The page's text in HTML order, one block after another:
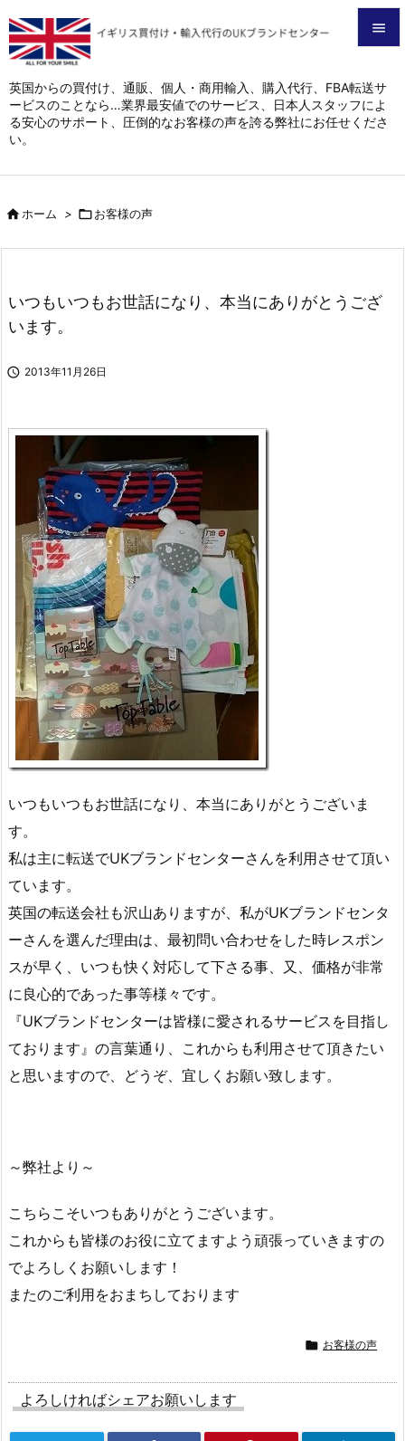
英国からの買付け、通販、個人・商用輸入、購入代行、FBA転送サ
ービスのことなら…業界最安値でのサービス、日本人スタッフによ
る安心のサポート、圧倒的なお客様の声を誇る弊社にお任せくださ
い。

メニュ

サイド
前へ

ホーム > お客様の声
いつもいつもお世話になり、本当にありがとうござ
います。
 2013年11月26日
いつもいつもお世話になり、本当にありがとうございま
す。
私は主に転送でUKブランドセンターさんを利用させて頂い
ています。
英国の転送会社も沢山ありますが、私がUKブランドセンタ
ーさんを選んだ理由は、最初問い合わせをした時レスポン
スが早く、いつも快く対応して下さる事、又、価格が非常
に良心的であった事等様々です。
『UKブランドセンターは皆様に愛されるサービスを目指し
ております』の言葉通り、これからも利用させて頂きたい
と思いますので、どうぞ、宜しくお願い致します。
～弊社より～
こちらこそいつもありがとうございます。
これからも皆様のお役に立てますよう頑張っていきますの
でよろしくお願いします！
またのご利用をおまちしております
 お客様の声
よろしければシェアお願いします